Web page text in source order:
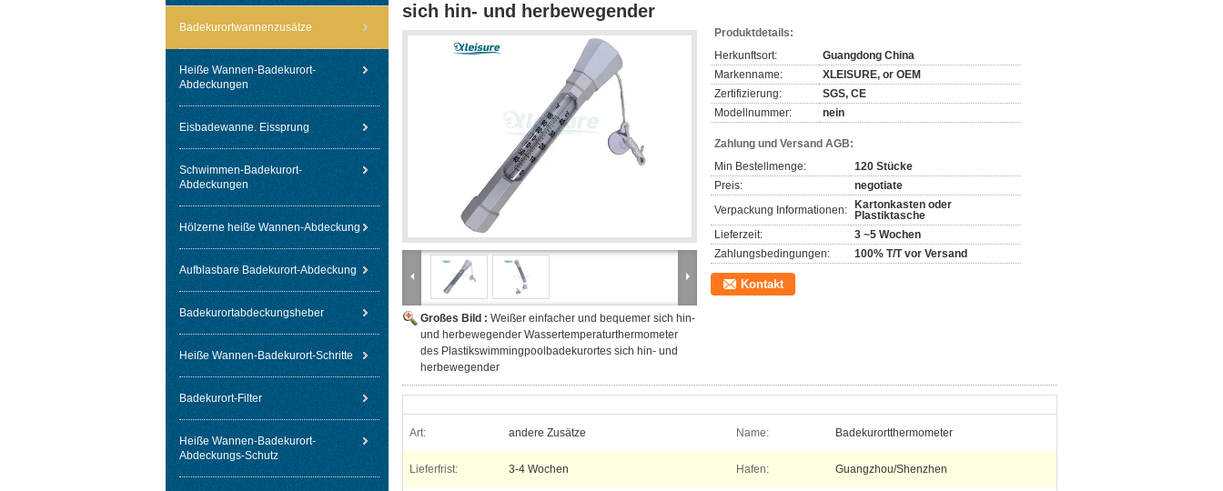
Badekurortwannenzusätze
Heiße Wannen-Badekurort-
Abdeckungen
Eisbadewanne. Eissprung
Schwimmen-Badekurort-
Abdeckungen
Hölzerne heiße Wannen-Abdeckung
Aufblasbare Badekurort-Abdeckung
Badekurortabdeckungsheber
Heiße Wannen-Badekurort-Schritte
Badekurort-Filter
Heiße Wannen-Badekurort-
Abdeckungs-Schutz
sich hin- und herbewegender
Großes Bild : Weißer einfacher und bequemer sich hin-
und herbewegender Wassertemperaturthermometer
des Plastikswimmingpoolbadekurortes sich hin- und
herbewegender
Produktdetails:
Herkunftsort:
Guangdong China
Markenname:
XLEISURE, or OEM
Zertifizierung:
SGS, CE
Modellnummer:
nein
Zahlung und Versand AGB:
Min Bestellmenge:
120 Stücke
Preis:
negotiate
Verpackung Informationen:
Kartonkasten oder
Plastiktasche
Lieferzeit:
3 ~5 Wochen
Zahlungsbedingungen:
100% T/T vor Versand
Kontakt
Art: andere Zusätze Name: Badekurortthermometer
Lieferfrist: 3-4 Wochen Hafen: Guangzhou/Shenzhen